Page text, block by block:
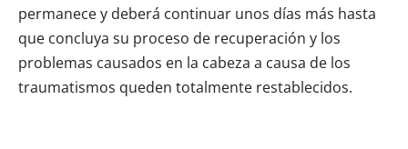
permanece y deberá continuar unos días más hasta
que concluya su proceso de recuperación y los
problemas causados en la cabeza a causa de los
traumatismos queden totalmente restablecidos.